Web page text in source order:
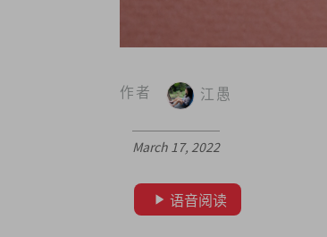
作者 江愚
March 17, 2022
语音阅读